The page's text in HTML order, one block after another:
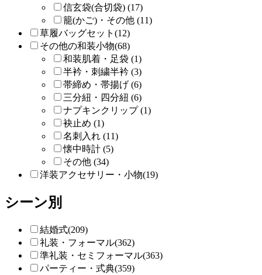
信玄袋(合切袋) (17)
籠(かご)・その他 (11)
草履バッグセット(12)
その他の和装小物(68)
和装肌着・足袋 (1)
半衿・刺繍半衿 (3)
帯締め・帯揚げ (6)
三分紐・四分紐 (6)
ナプキンクリップ (1)
袂止め (1)
名刺入れ (11)
懐中時計 (5)
その他 (34)
洋装アクセサリー・小物(19)
シーン別
結婚式(209)
礼装・フォーマル(362)
準礼装・セミフォーマル(363)
パーティー・式典(359)